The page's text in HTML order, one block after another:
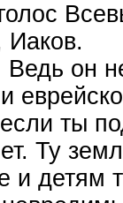
Ведь он
ты
Ту
и детям